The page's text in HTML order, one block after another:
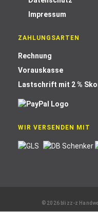
Impressum
ZAHLUNGSARTEN
Rechnung
Vorauskasse
Lastschrift mit 2 %
WIR VERSENDEN MIT
© 2026 blizz-z